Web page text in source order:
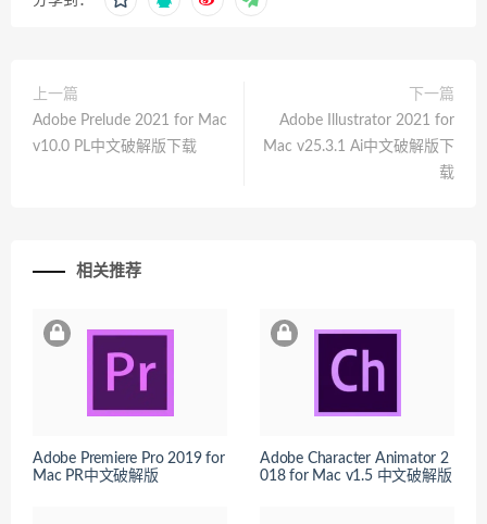
上一篇
Adobe Prelude 2021 for Mac
v10.0 PL中文破解版下载
下一篇
Adobe Illustrator 2021 for
Mac v25.3.1 Ai中文破解版下
载
相关推荐
Adobe Premiere Pro 2019 for
Mac PR中文破解版
Adobe Character Animator 2
018 for Mac v1.5 中文破解版